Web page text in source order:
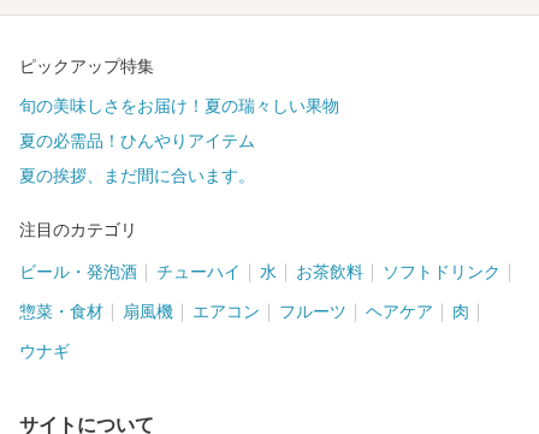
ピックアップ特集
旬の美味しさをお届け！夏の瑞々しい果物
夏の必需品！ひんやりアイテム
夏の挨拶、まだ間に合います。
注目のカテゴリ
ビール・発泡酒 チューハイ 水 お茶飲料 ソフトドリンク
惣菜・食材 扇風機 エアコン フルーツ ヘアケア 肉
ウナギ
サイトについて